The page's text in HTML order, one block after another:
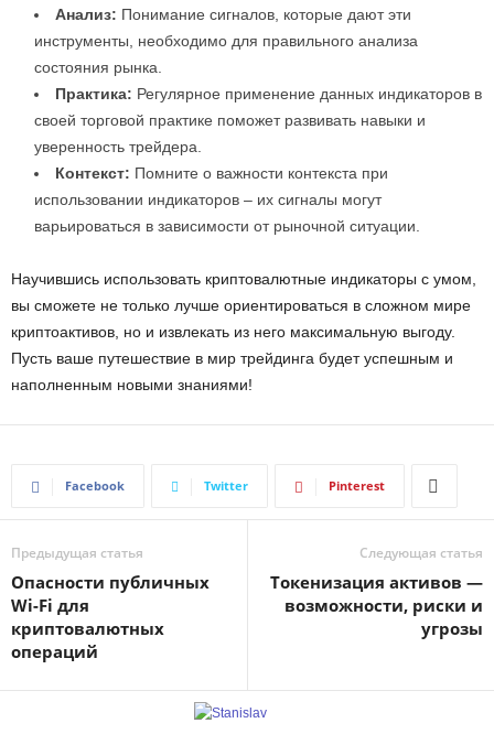
Анализ: Понимание сигналов, которые дают эти
инструменты, необходимо для правильного анализа
состояния рынка.
Практика: Регулярное применение данных индикаторов в
своей торговой практике поможет развивать навыки и
уверенность трейдера.
Контекст: Помните о важности контекста при
использовании индикаторов – их сигналы могут
варьироваться в зависимости от рыночной ситуации.
Научившись использовать криптовалютные индикаторы с умом,
вы сможете не только лучше ориентироваться в сложном мире
криптоактивов, но и извлекать из него максимальную выгоду.
Пусть ваше путешествие в мир трейдинга будет успешным и
наполненным новыми знаниями!
Facebook Twitter Pinterest
Предыдущая статья
Опасности публичных
Wi-Fi для
криптовалютных
операций
Следующая статья
Токенизация активов —
возможности, риски и
угрозы